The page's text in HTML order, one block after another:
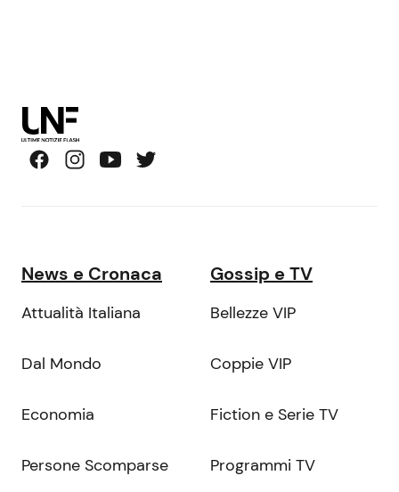
News e Cronaca
Attualità Italiana
Dal Mondo
Economia
Persone Scomparse
Gossip e TV
Bellezze VIP
Coppie VIP
Fiction e Serie TV
Programmi TV